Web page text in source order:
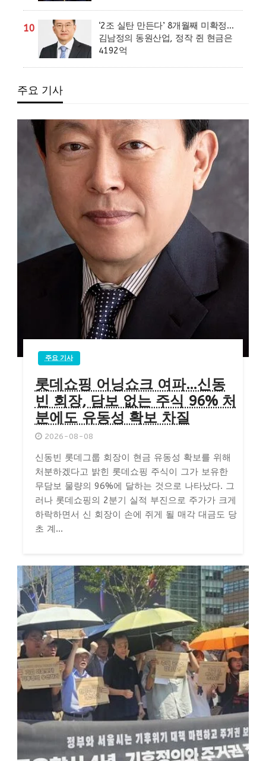
10
‘2조 실탄 만든다’ 8개월째 미확정…
김남정의 동원산업, 정작 쥔 현금은
4192억
주요 기사
주요 기사
롯데쇼핑 어닝쇼크 여파…신동
빈 회장, 담보 없는 주식 96% 처
분에도 유동성 확보 차질
2026-08-08
신동빈 롯데그룹 회장이 현금 유동성 확보를 위해
처분하겠다고 밝힌 롯데쇼핑 주식이 그가 보유한
무담보 물량의 96%에 달하는 것으로 나타났다. 그
러나 롯데쇼핑의 2분기 실적 부진으로 주가가 크게
하락하면서 신 회장이 손에 쥐게 될 매각 대금도 당
초 계...